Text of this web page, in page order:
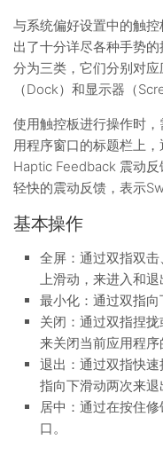
与系统偏好设置中的触
出了十分详尽各种手势
分为三类，它们分别对
（Dock）和显示器（
使用触控板进行操作时
用程序窗口的标题栏上
Haptic Feedback 震动
轻快的震动反馈，表示
基本操作
全屏：通过双指双
上滑动，来进入和退
最小化：通过双指向
关闭：通过双指捏
来关闭当前应用程序
退出：通过双指快
指向下滑动两次来退
居中：通过在按住
口。